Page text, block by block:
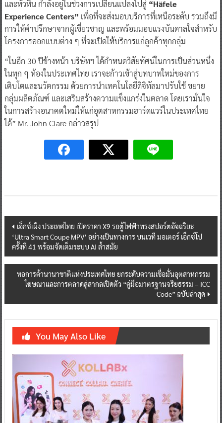
และหัวหิน กำลังอยู่ในช่วงการเปลี่ยนแปลงไปสู่ “Häfele
Experience Centers” เพื่อที่จะส่งมอบบริการที่เหนือระดับ รวมถึงมี
การให้คำปรึกษาจากผู้เชี่ยวชาญ และพร้อมมอบแรงบันดาลใจสำหรับ
โครงการออกแบบต่าง ๆ ที่จะเปิดให้บริการแก่ลูกค้าทุกกลุ่ม
“ในอีก 30 ปีข้างหน้า บริษัทฯ ได้กำหนดวิสัยทัศน์ในการเป็นส่วนหนึ่ง
ในทุก ๆ ห้องในประเทศไทย เราจะก้าวเข้าสู่บทบาทใหม่ของการ
เติบโตและนวัตกรรม ด้วยการนำเทคโนโลยีดิจิทัลมาปรับใช้ ขยาย
กลุ่มผลิตภัณฑ์ และเสริมสร้างความแข็งแกร่งในตลาด โดยเรามั่นใจ
ในการสร้างอนาคตใหม่ให้แก่อุตสาหกรรมฮาร์ดแวร์ในประเทศไทย
ได้” Mr. John Clare กล่าวสรุป
Post
navigation
เอ็กซ์เผิง ประเทศไทย เปิดราคา X9 รถตู้ไฟฟ้าทรงสปอร์ตอัจฉริยะ
‘Ultra Smart Coupe MPV’ อย่างเป็นทางการ บนเวที มอเตอร์ เอ็กซ์โป
ครั้งที่ 41 พร้อมจัดเต็มระบบ AI ล้ำสมัย
หอการค้านานาชาติแห่งประเทศไทย ยกระดับความเชื่อมั่นอุตสาหกรรม
โฆษณาและการตลาดสู่สากลเปิดตัว “คู่มือมาตรฐานจริยธรรม – ICC
Code” ฉบับล่าสุด
You May Also Like